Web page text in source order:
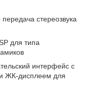
стереозвука
для типа
интерфейс с
ЖК-дисплеем для